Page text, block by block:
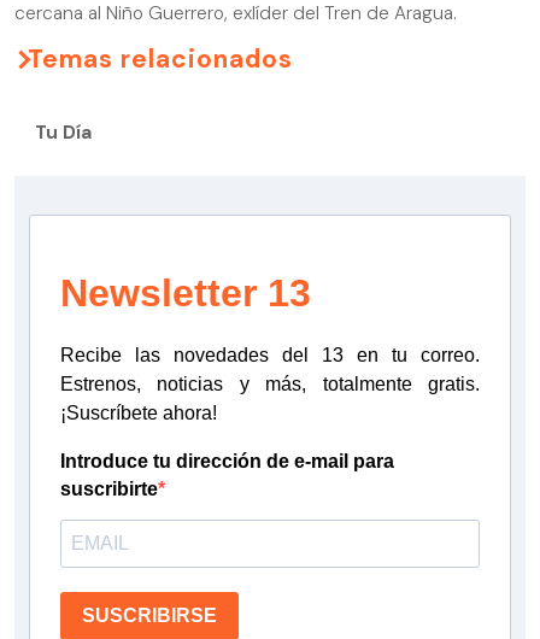
cercana al Niño Guerrero, exlíder del Tren de Aragua.
Temas relacionados
Tu Día
Newsletter 13
Recibe las novedades del 13 en tu correo.
Estrenos, noticias y más, totalmente gratis.
¡Suscríbete ahora!
Introduce tu dirección de e-mail para
suscribirte
SUSCRIBIRSE